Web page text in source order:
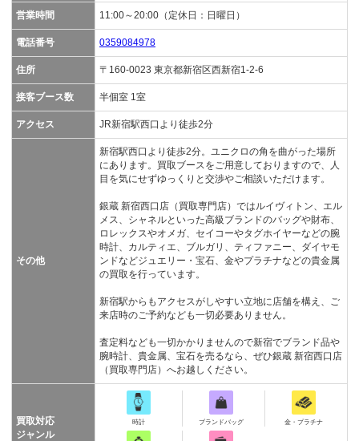
営業時間 11:00～20:00（定休日：日曜日）
電話番号 0359084978
住所 〒160-0023 東京都新宿区西新宿1-2-6
接客ブース数 半個室 1室
アクセス JR新宿駅西口より徒歩2分
その他
新宿駅西口より徒歩2分。ユニクロの角を曲がった場所
にあります。買取ブースをご用意しておりますので、人
目を気にせずゆっくりと交渉やご相談いただけます。
銀蔵 新宿西口店（買取専門店）ではルイヴィトン、エル
メス、シャネルといった高級ブランドのバッグや財布、
ロレックスやオメガ、セイコーやタグホイヤーなどの腕
時計、カルティエ、ブルガリ、ティファニー、ダイヤモ
ンドなどジュエリー・宝石、金やプラチナなどの貴金属
の買取を行っています。
新宿駅からもアクセスがしやすい立地に店舗を構え、ご
来店時のご予約なども一切必要ありません。
査定料なども一切かかりませんので新宿でブランド品や
腕時計、貴金属、宝石を売るなら、ぜひ銀蔵 新宿西口店
（買取専門店）へお越しください。
買取対応
ジャンル
時計 ブランドバッグ 金・プラチナ